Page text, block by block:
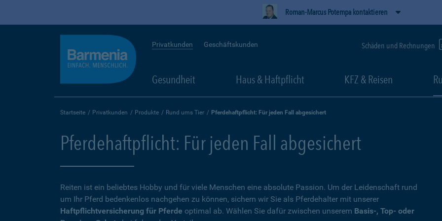
Roman-Marcus Potempa kontaktieren
Privatkunden Geschäftskunden Schäden und Rechnungen
Gesundheit Haus & Haftpflicht KFZ & Reisen
Startseite Privatkunden Produkte Rund ums Tier Pferdehaftpflicht: Für jeden Fall abgesichert
Pferdehaftpflicht: Für jeden Fall abgesichert
Reiten ist ein beliebtes Hobby und für viele Menschen eine absolute Passion. Um der Leidenschaft rund
um Ihr Pferd bedenkenlos nachgehen zu können, sichern wir Sie als Pferdehalter mit unserer
Haftpflichtversicherung für Pferde optimal ab. Wählen Sie dafür zwischen unserem Basis-, Top- oder